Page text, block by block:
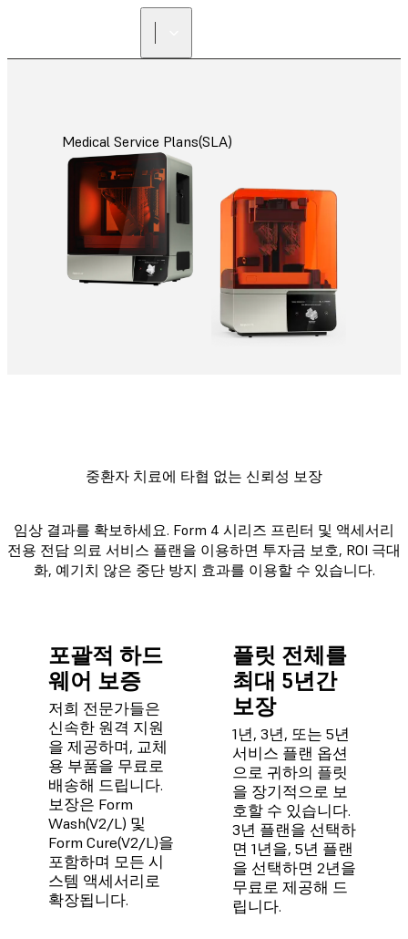
Medical Service Plans(SLA)
중환자 치료에 타협 없는 신뢰성 보장
임상 결과를 확보하세요. Form 4 시리즈 프린터 및 액세서리
전용 전담 의료 서비스 플랜을 이용하면 투자금 보호, ROI 극대
화, 예기치 않은 중단 방지 효과를 이용할 수 있습니다.
포괄적 하드
웨어 보증
저희 전문가들은
신속한 원격 지원
을 제공하며, 교체
용 부품을 무료로
배송해 드립니다.
보장은 Form
Wash(V2/L) 및
Form Cure(V2/L)을
포함하며 모든 시
스템 액세서리로
확장됩니다.
플릿 전체를
최대 5년간
보장
1년, 3년, 또는 5년
서비스 플랜 옵션
으로 귀하의 플릿
을 장기적으로 보
호할 수 있습니다.
3년 플랜을 선택하
면 1년을, 5년 플랜
을 선택하면 2년을
무료로 제공해 드
립니다.